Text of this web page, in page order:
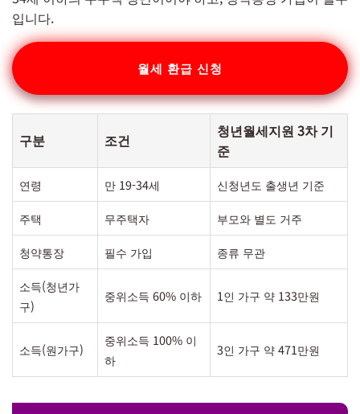
입니다.
월세 환급 신청
구분 조건
청년월세지원 3차 기
준
연령 만 19-34세
신청년도 출생년 기준
주택
무주택자
부모와 별도 거주
청약통장
필수 가입
종류 무관
소득(청년가
구)
중위소득 60% 이하 1인 가구 약 133만원
소득(원가구)
중위소득 100% 이
하
3인 가구 약 471만원